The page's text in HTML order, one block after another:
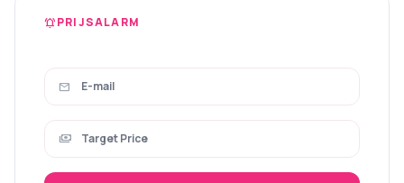
notifications_activePRIJSALARM
mail
payments